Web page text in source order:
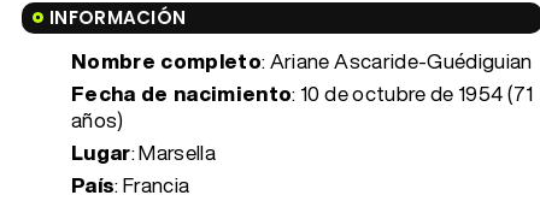
INFORMACIÓN
Nombre completo: Ariane Ascaride-Guédiguian
Fecha de nacimiento: 10 de octubre de 1954 (71
años)
Lugar: Marsella
País: Francia